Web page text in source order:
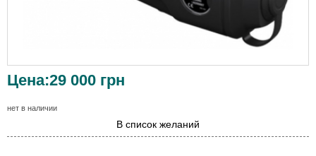
Цена:29 000 грн
нет в наличии
В список желаний